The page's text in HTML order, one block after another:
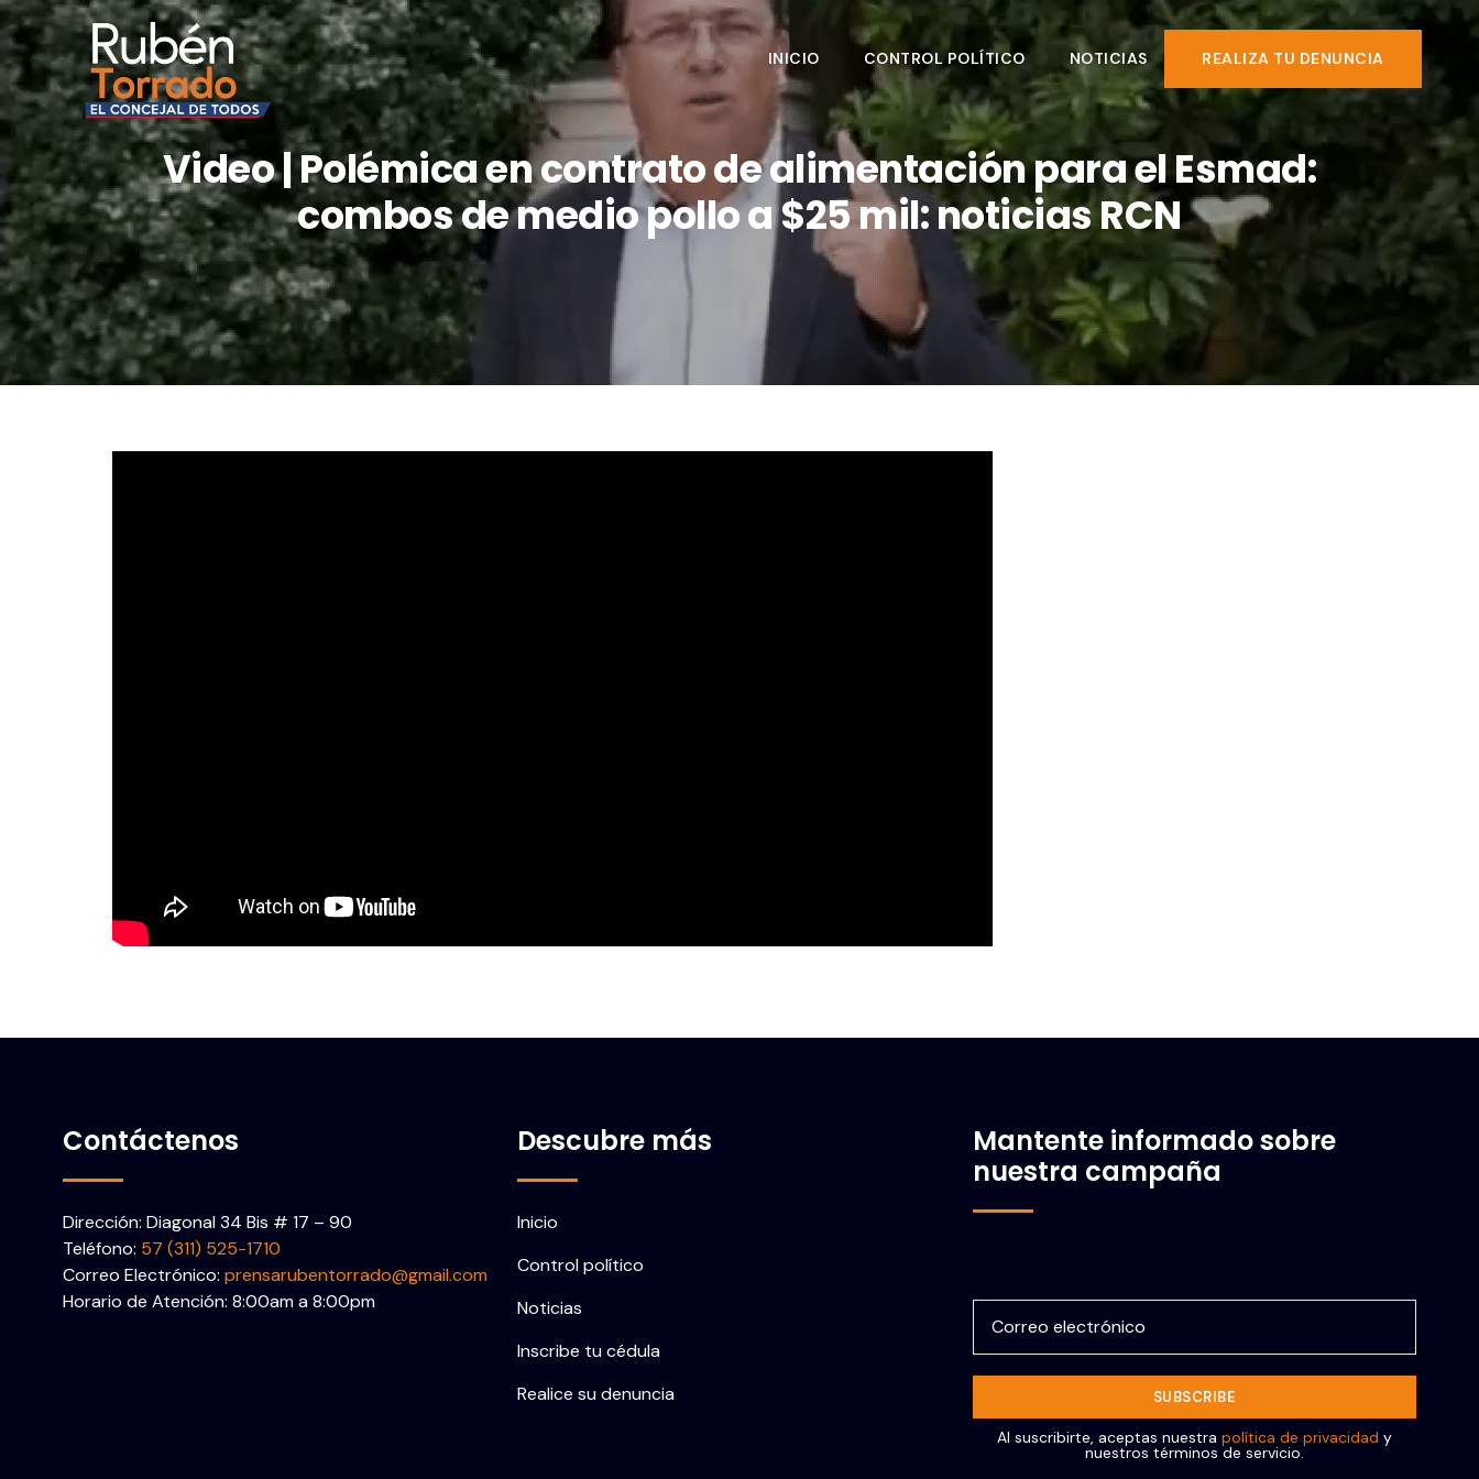
INICIO CONTROL POLÍTICO NOTICIAS REALIZA TU DENUNCIA
Video | Polémica en contrato de alimentación para el Esmad:
combos de medio pollo a $25 mil: noticias RCN
Contáctenos
Dirección: Diagonal 34 Bis # 17 – 90
Teléfono: 57 (311) 525-1710
Correo Electrónico: prensarubentorrado@gmail.com
Horario de Atención: 8:00am a 8:00pm
Descubre más
Inicio
Control político
Noticias
Inscribe tu cédula
Realice su denuncia
Mantente informado sobre
nuestra campaña
Al suscribirte, aceptas nuestra política de privacidad y
nuestros términos de servicio.